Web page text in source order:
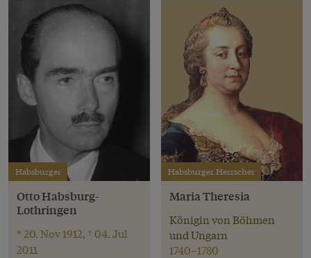
Habsburger
Otto Habsburg-
Lothringen
* 20. Nov 1912, † 04. Jul
2011
Habsburger Herrscher
Maria Theresia
Königin von Böhmen
und Ungarn
1740–1780